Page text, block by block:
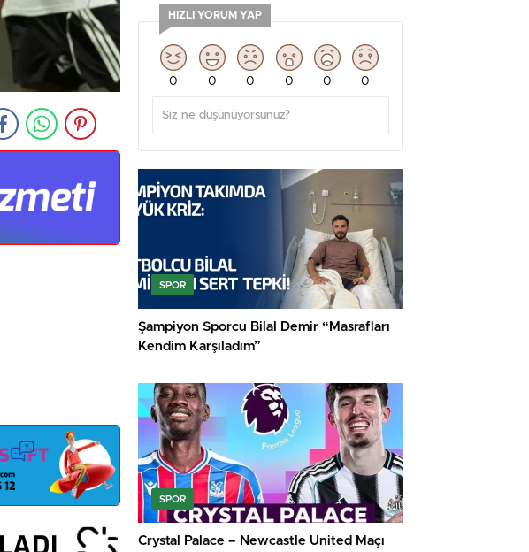
HIZLI YORUM YAP
0 0 0 0 0 0
SPOR
Şampiyon Sporcu Bilal Demir “Masrafları
Kendim Karşıladım”
SPOR
Crystal Palace – Newcastle United Maçı